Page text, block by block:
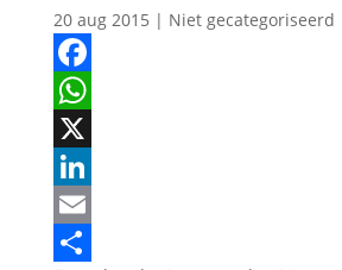
20 aug 2015 | Niet gecategoriseerd
Facebook
WhatsApp
X
LinkedIn
Email